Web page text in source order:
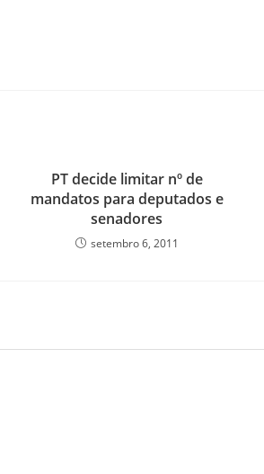
PT decide limitar nº de
mandatos para deputados e
senadores
setembro 6, 2011